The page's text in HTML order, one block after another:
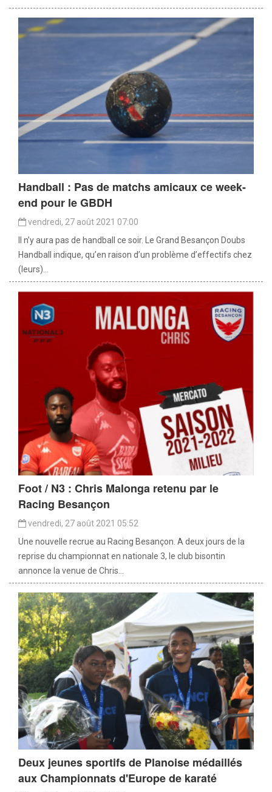
Handball : Pas de matchs amicaux ce week-
end pour le GBDH
vendredi, 27 août 2021 07:00
Il n’y aura pas de handball ce soir. Le Grand Besançon Doubs
Handball indique, qu’en raison d’un problème d’effectifs chez
(leurs)...
Foot / N3 : Chris Malonga retenu par le
Racing Besançon
vendredi, 27 août 2021 05:52
Une nouvelle recrue au Racing Besançon. A deux jours de la
reprise du championnat en nationale 3, le club bisontin
annonce la venue de Chris...
Deux jeunes sportifs de Planoise médaillés
aux Championnats d'Europe de karaté